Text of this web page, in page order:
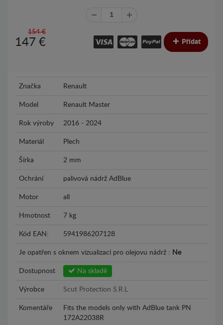
154 €
147 € Přídat
Značka Renault
Model Renault Master
Rok výroby 2016 - 2024
Materiál Plech
Šírka 2 mm
Ochrání palivová nádrž AdBlue
Motor all
Hmotnost 7 kg
Kód EAN: 5941986207128
Je opatřen s oknem vizualizací pro olejovu nádrž : Ne
Dostupnost Na skladě
Výrobce Scut Protection S.R.L
Komentáře
Fits the models only with AdBlue tank PN
172A22038R